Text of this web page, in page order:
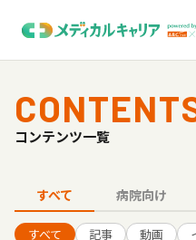
コンテンツ一覧
すべて 病院向け
すべて 記事 動画